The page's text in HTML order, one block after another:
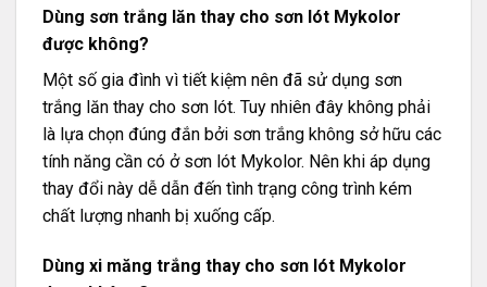
Dùng sơn trắng lăn thay cho sơn lót Mykolor
được không?
Một số gia đình vì tiết kiệm nên đã sử dụng sơn
trắng lăn thay cho sơn lót. Tuy nhiên đây không phải
là lựa chọn đúng đắn bởi sơn trắng không sở hữu các
tính năng cần có ở sơn lót Mykolor. Nên khi áp dụng
thay đổi này dễ dẫn đến tình trạng công trình kém
chất lượng nhanh bị xuống cấp.
Dùng xi măng trắng thay cho sơn lót Mykolor